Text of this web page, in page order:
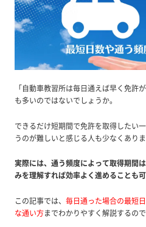
「自動車教習所は毎日通えば早く免許
も多いのではないでしょうか。
できるだけ短期間で免許を取得したい
うのが難しいと感じる人も少なくありま
実際には、通う頻度によって取得期間
みを理解すれば効率よく進めることも可
この記事では、 毎日通った場合の最短
な通い方までわかりやすく解説するの